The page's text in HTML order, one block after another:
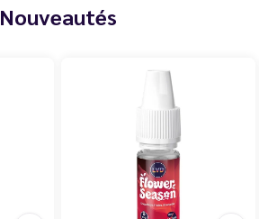
Nouveautés